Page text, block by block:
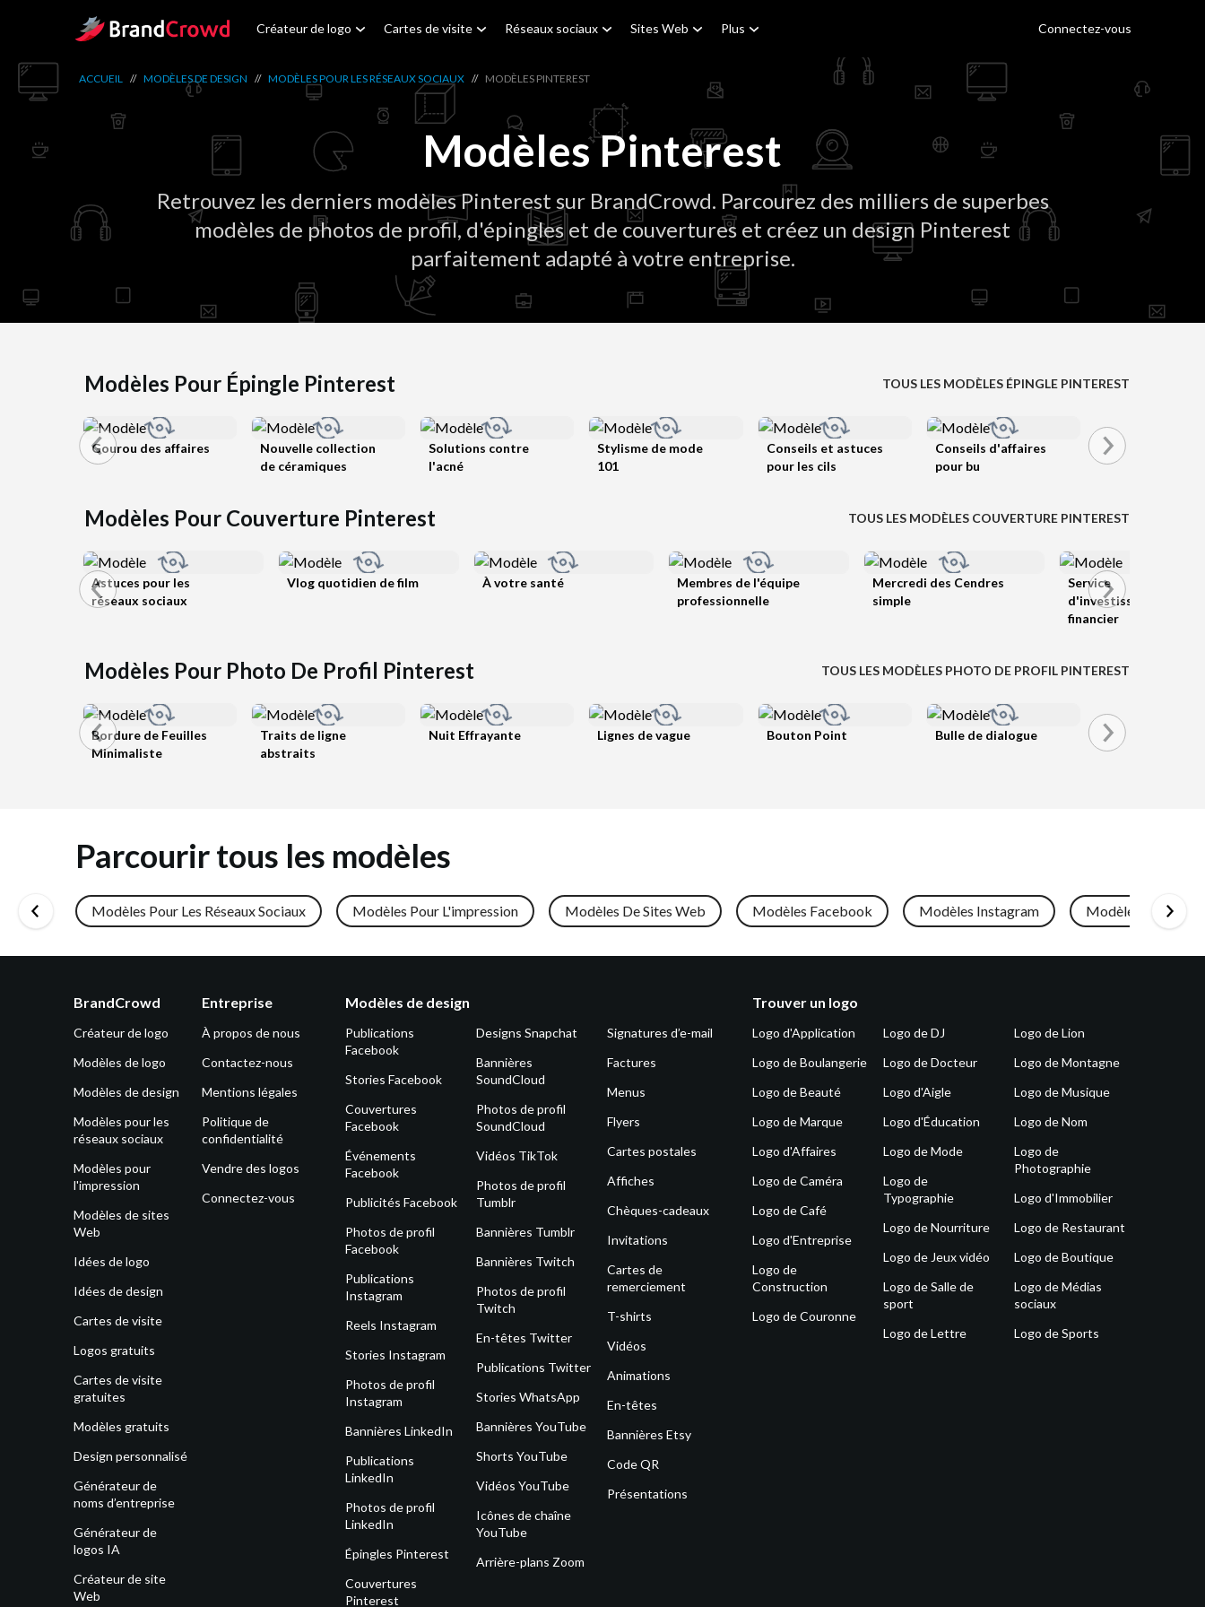
Site Logo Créateur de logo Cartes de visite Réseaux sociaux Sites Web Plus Connectez-vous
ACCUEIL // MODÈLES DE DESIGN // MODÈLES POUR LES RÉSEAUX SOCIAUX // MODÈLES PINTEREST
Modèles Pinterest
Retrouvez les derniers modèles Pinterest sur BrandCrowd. Parcourez des milliers de superbes
modèles de photos de profil, d'épingles et de couvertures et créez un design Pinterest
parfaitement adapté à votre entreprise.
Modèles Pour Épingle Pinterest TOUS LES MODÈLES ÉPINGLE PINTEREST
Gourou des affaires
Nouvelle collection
de céramiques
Solutions contre
l'acné
Stylisme de mode
101
Conseils et astuces
pour les cils
Conseils d'affaires
pour bu
Modèles Pour Couverture Pinterest TOUS LES MODÈLES COUVERTURE PINTEREST
Astuces pour les
réseaux sociaux
Vlog quotidien de film À votre santé
Membres de l'équipe
professionnelle
Mercredi des Cendres
simple
Service
d'investissement
financier
Modèles Pour Photo De Profil Pinterest TOUS LES MODÈLES PHOTO DE PROFIL PINTEREST
Bordure de Feuilles
Minimaliste
Traits de ligne
abstraits
Nuit Effrayante Lignes de vague Bouton Point Bulle de dialogue
Parcourir tous les modèles
Modèles Pour Les Réseaux Sociaux Modèles Pour L'impression Modèles De Sites Web Modèles Facebook Modèles Instagram Modèles LinkedIn
BrandCrowd
Créateur de logo
Modèles de logo
Modèles de design
Modèles pour les
réseaux sociaux
Modèles pour
l'impression
Modèles de sites
Web
Idées de logo
Idées de design
Cartes de visite
Logos gratuits
Cartes de visite
gratuites
Modèles gratuits
Design personnalisé
Générateur de
noms d’entreprise
Générateur de
logos IA
Créateur de site
Web
Entreprise
À propos de nous
Contactez-nous
Mentions légales
Politique de
confidentialité
Vendre des logos
Connectez-vous
Modèles de design
Publications
Facebook
Stories Facebook
Couvertures
Facebook
Événements
Facebook
Publicités Facebook
Photos de profil
Facebook
Publications
Instagram
Reels Instagram
Stories Instagram
Photos de profil
Instagram
Bannières LinkedIn
Publications
LinkedIn
Photos de profil
LinkedIn
Épingles Pinterest
Couvertures
Pinterest
Designs Snapchat
Bannières
SoundCloud
Photos de profil
SoundCloud
Vidéos TikTok
Photos de profil
Tumblr
Bannières Tumblr
Bannières Twitch
Photos de profil
Twitch
En-têtes Twitter
Publications Twitter
Stories WhatsApp
Bannières YouTube
Shorts YouTube
Vidéos YouTube
Icônes de chaîne
YouTube
Arrière-plans Zoom
Signatures d’e-mail
Factures
Menus
Flyers
Cartes postales
Affiches
Chèques-cadeaux
Invitations
Cartes de
remerciement
T-shirts
Vidéos
Animations
En-têtes
Bannières Etsy
Code QR
Présentations
Trouver un logo
Logo d'Application
Logo de Boulangerie
Logo de Beauté
Logo de Marque
Logo d'Affaires
Logo de Caméra
Logo de Café
Logo d'Entreprise
Logo de
Construction
Logo de Couronne
Logo de DJ
Logo de Docteur
Logo d'Aigle
Logo d'Éducation
Logo de Mode
Logo de
Typographie
Logo de Nourriture
Logo de Jeux vidéo
Logo de Salle de
sport
Logo de Lettre
Logo de Lion
Logo de Montagne
Logo de Musique
Logo de Nom
Logo de
Photographie
Logo d'Immobilier
Logo de Restaurant
Logo de Boutique
Logo de Médias
sociaux
Logo de Sports